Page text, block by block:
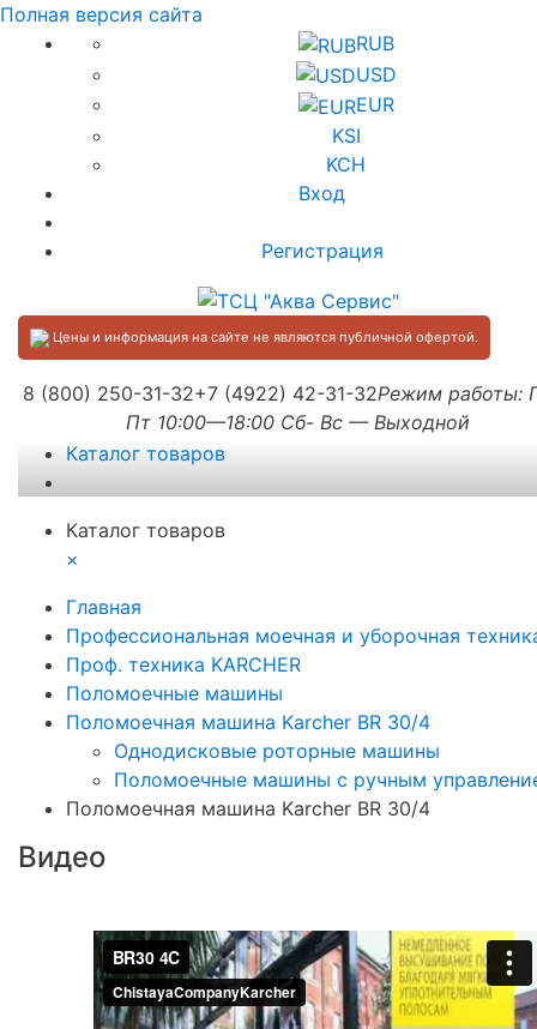
Полная версия сайта
RUB
USD
EUR
KSI
KCH
Вход
Регистрация
Цены и информация на сайте не являются публичной офертой.
8 (800) 250-31-32+7 (4922) 42-31-32Режим работы:
Пт 10:00—18:00 Сб- Вс — Выходной
Каталог товаров
Каталог товаров
×
Главная
Профессиональная моечная и уборочная
Проф. техника KARCHER
Поломоечные машины
Поломоечная машина Karcher BR 30/4
Однодисковые роторные машины
Поломоечные машины с ручным
Поломоечная машина Karcher BR 30/4
Видео